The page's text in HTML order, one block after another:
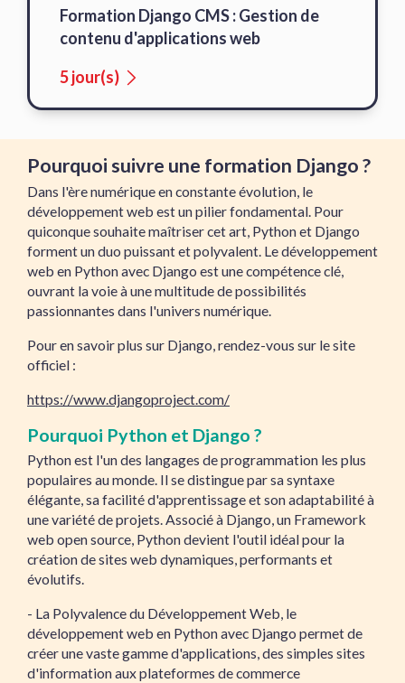
Formation Django CMS : Gestion de
contenu d'applications web
5 jour(s)
Pourquoi suivre une formation Django ?
Dans l'ère numérique en constante évolution, le
développement web est un pilier fondamental. Pour
quiconque souhaite maîtriser cet art, Python et Django
forment un duo puissant et polyvalent. Le développement
web en Python avec Django est une compétence clé,
ouvrant la voie à une multitude de possibilités
passionnantes dans l'univers numérique.
Pour en savoir plus sur Django, rendez-vous sur le site
officiel :
https://www.djangoproject.com/
Pourquoi Python et Django ?
Python est l'un des langages de programmation les plus
populaires au monde. Il se distingue par sa syntaxe
élégante, sa facilité d'apprentissage et son adaptabilité à
une variété de projets. Associé à Django, un Framework
web open source, Python devient l'outil idéal pour la
création de sites web dynamiques, performants et
évolutifs.
- La Polyvalence du Développement Web, le
développement web en Python avec Django permet de
créer une vaste gamme d'applications, des simples sites
d'information aux plateformes de commerce